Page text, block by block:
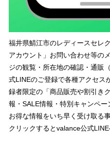
福井県鯖江市のレディースセレ
アカウント」お問い合わせ等の
ジの観覧・所在地の確認・通販
式LINEのご登録で各種アクセス
録者限定の「商品販売や割引き
報・SALE情報・特別キャンペ
お得な情報をいち早く受け取る
クリックするとvalance公式LINE